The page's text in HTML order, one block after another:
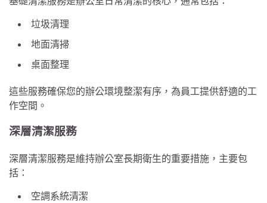
垃圾清理
地面清掃
桌面整理
這些服務確保您的辦公環境整潔有序，為員工提供舒適的工
作空間。
深層清潔服務
深層清潔服務是維持辦公室長期衛生的重要措施，主要包
括：
空調系統清潔